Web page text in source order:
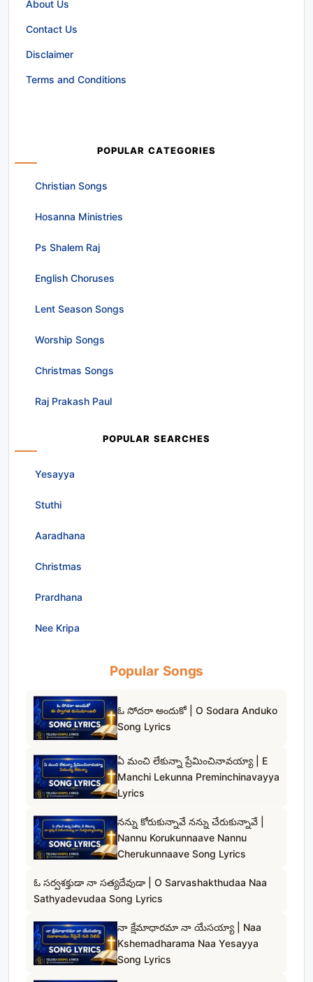
About Us
Contact Us
Disclaimer
Terms and Conditions
POPULAR CATEGORIES
Christian Songs
Hosanna Ministries
Ps Shalem Raj
English Choruses
Lent Season Songs
Worship Songs
Christmas Songs
Raj Prakash Paul
POPULAR SEARCHES
Yesayya
Stuthi
Aaradhana
Christmas
Prardhana
Nee Kripa
Popular Songs
ఓ సోదరా అందుకో | O Sodara Anduko
Song Lyrics
ఏ మంచి లేకున్నా ప్రేమించినావయ్యా | E
Manchi Lekunna Preminchinavayya
Lyrics
నన్ను కోరుకున్నావే నన్ను చేరుకున్నావే |
Nannu Korukunnaave Nannu
Cherukunnaave Song Lyrics
ఓ సర్వశక్తుడా నా సత్యదేవుడా | O Sarvashakthudaa Naa
Sathyadevudaa Song Lyrics
నా క్షేమాధారమా నా యేసయ్యా | Naa
Kshemadharama Naa Yesayya
Song Lyrics